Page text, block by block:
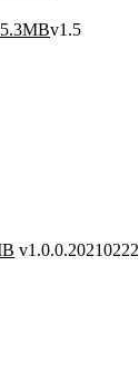
v1.5
v1.0.0.20210222